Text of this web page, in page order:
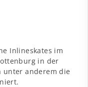
Inlineskates im
in der
unter anderem die